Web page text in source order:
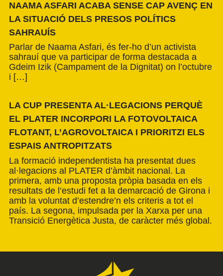
NAAMA ASFARI ACABA SENSE CAP AVENÇ EN
LA SITUACIÓ DELS PRESOS POLÍTICS
SAHRAUÍS
Parlar de Naama Asfari, és fer-ho d’un activista
sahrauí que va participar de forma destacada a
Gdeim Izik (Campament de la Dignitat) on l’octubre
i […]
LA CUP PRESENTA AL·LEGACIONS PERQUÈ
EL PLATER INCORPORI LA FOTOVOLTAICA
FLOTANT, L’AGROVOLTAICA I PRIORITZI ELS
ESPAIS ANTROPITZATS
La formació independentista ha presentat dues
al·legacions al PLATER d’àmbit nacional. La
primera, amb una proposta pròpia basada en els
resultats de l’estudi fet a la demarcació de Girona i
amb la voluntat d’estendre’n els criteris a tot el
país. La segona, impulsada per la Xarxa per una
Transició Energètica Justa, de caràcter més global.